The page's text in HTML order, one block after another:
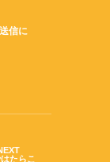
信に
たらこ